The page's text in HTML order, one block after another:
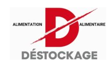
contenu